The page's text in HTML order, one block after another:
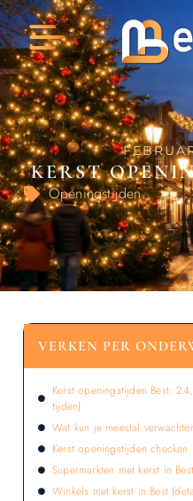
KERST
Openingstijden
VERKEN PER
Kerst openingstijden Best:
tijden)
Wat kun je meestal
Kerst openingstijden checken
Supermarkten met kerst in Best
Winkels met kerst in Best